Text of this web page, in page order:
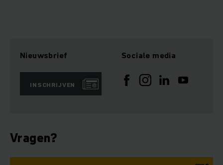
Nieuwsbrief
INSCHRIJVEN
Sociale media
Vragen?